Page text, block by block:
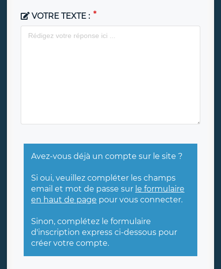
VOTRE TEXTE :
Avez-vous déjà un compte sur le site ?
Si oui, veuillez compléter les champs
email et mot de passe sur le formulaire
en haut de page pour vous connecter.
Sinon, complétez le formulaire
d'inscription express ci-dessous pour
créer votre compte.